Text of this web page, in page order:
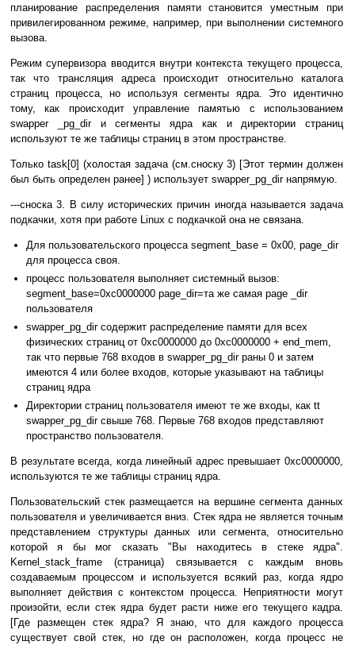
планирование распределения памяти становится уместным при
привилегированном режиме, например, при выполнении системного
вызова.
Режим супервизора вводится внутри контекста текущего процесса,
так что трансляция адреса происходит относительно каталога
страниц процесса, но используя сегменты ядра. Это идентично
тому, как происходит управление памятью с использованием
swapper _pg_dir и сегменты ядра как и директории страниц
используют те же таблицы страниц в этом пространстве.
Только task[0] (холостая задача (см.сноску 3) [Этот термин должен
был быть определен ранее] ) использует swapper_pg_dir напрямую.
---сноска 3. В силу исторических причин иногда называется задача
подкачки, хотя при работе Linux с подкачкой она не связана.
Для пользовательского процесса segment_base = 0x00, page_dir
для процесса своя.
процесс пользователя выполняет системный вызов:
segment_base=0xc0000000 page_dir=та же самая page _dir
пользователя
swapper_pg_dir содержит распределение памяти для всех
физических страниц от 0xc0000000 до 0xc0000000 + end_mem,
так что первые 768 входов в swapper_pg_dir раны 0 и затем
имеются 4 или более входов, которые указывают на таблицы
страниц ядра
Директории страниц пользователя имеют те же входы, как tt
swapper_pg_dir свыше 768. Первые 768 входов представляют
пространство пользователя.
В результате всегда, когда линейный адрес превышает 0xc0000000,
используются те же таблицы страниц ядра.
Пользовательский стек размещается на вершине сегмента данных
пользователя и увеличивается вниз. Стек ядра не является точным
представлением структуры данных или сегмента, относительно
которой я бы мог сказать "Вы находитесь в стеке ядра".
Kernel_stack_frame (страница) связывается с каждым вновь
создаваемым процессом и используется всякий раз, когда ядро
выполняет действия с контекстом процесса. Неприятности могут
произойти, если стек ядра будет расти ниже его текущего кадра.
[Где размещен стек ядра? Я знаю, что для каждого процесса
существует свой стек, но где он расположен, когда процесс не